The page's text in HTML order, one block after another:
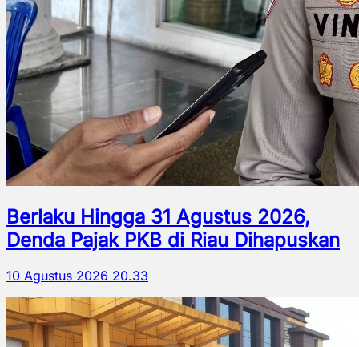
Berlaku Hingga 31 Agustus 2026,
Denda Pajak PKB di Riau Dihapuskan
10 Agustus 2026 20.33